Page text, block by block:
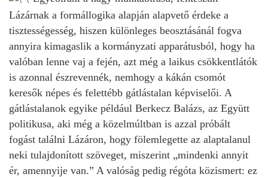
Lázárnak a formállogika alapján alapvető érdeke a
tisztességesség, hiszen különleges beosztásánál fogva
annyira kimagaslik a kormányzati apparátusból, hogy ha
valóban lenne vaj a fején, azt még a laikus csökkentlátók
is azonnal észrevennék, nemhogy a kákán csomót
keresők népes és felettébb gátlástalan képviselői. A
gátlástalanok egyike például Berkecz Balázs, az Együtt
politikusa, aki még a közelmúltban is azzal próbált
fogást találni Lázáron, hogy fölemlegette az alaptalanul
neki tulajdonított szöveget, miszerint „mindenki annyit
ér, amennyije van.” A valóság pedig régóta közismert: ez